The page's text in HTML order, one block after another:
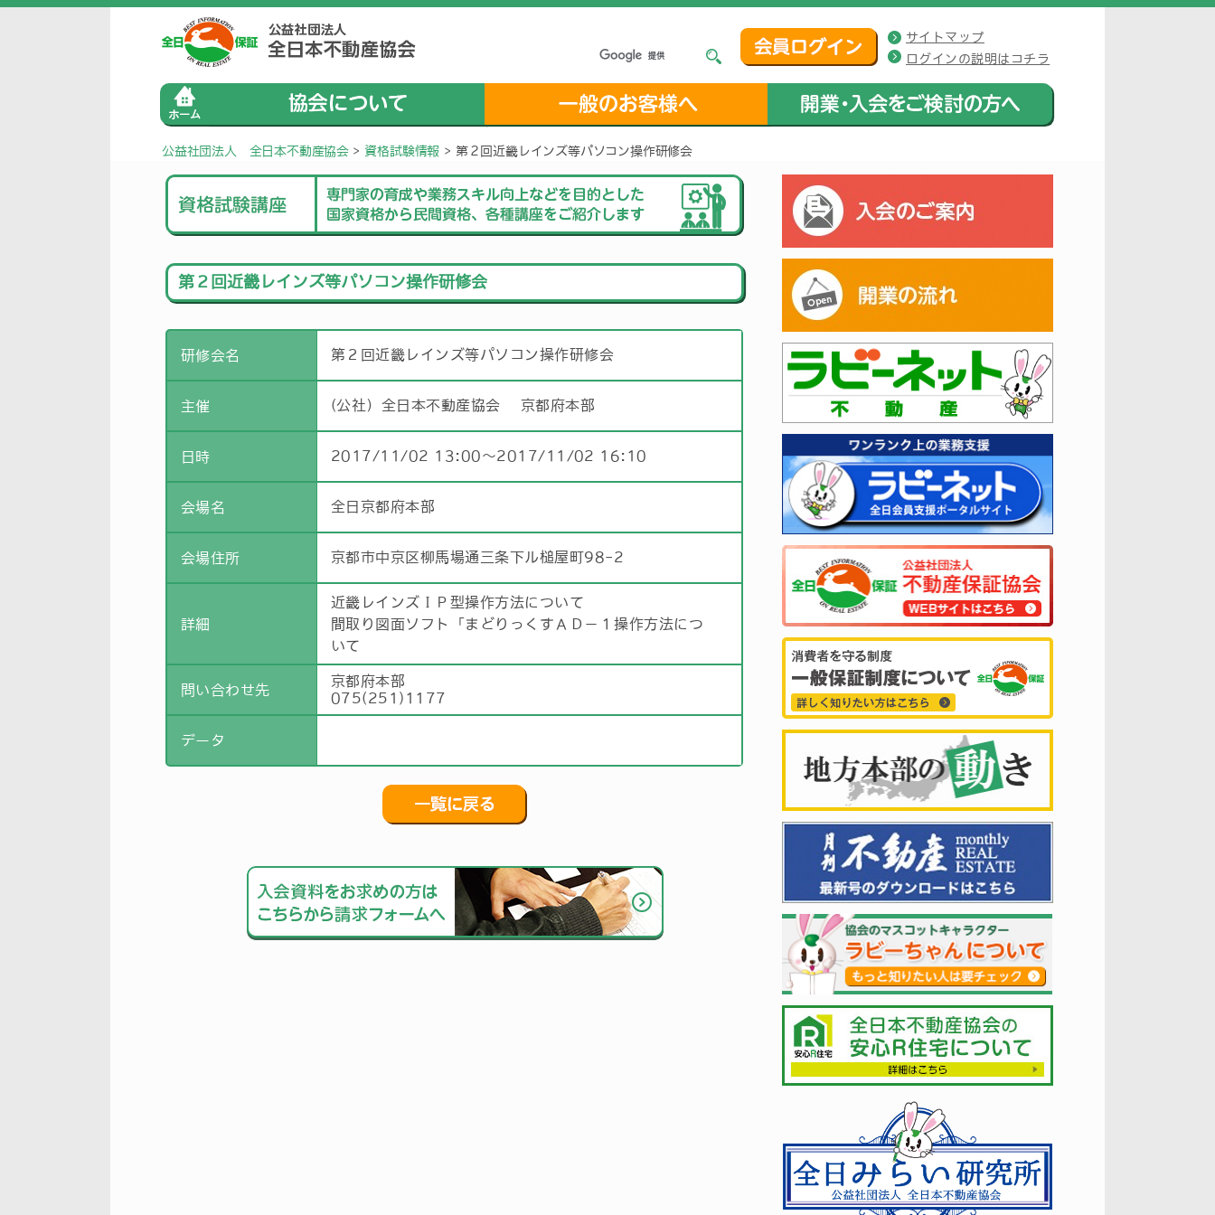
サイトマップ
ログインの説明はコチラ
公益社団法人 全日本不動産協会 >資格試験情報 > 第２回近畿レインズ等パソコン操作研修会
第２回近畿レインズ等パソコン操作研修会
研修会名 第２回近畿レインズ等パソコン操作研修会
主催 (公社）全日本不動産協会 京都府本部
日時 2017/11/02 13:00〜2017/11/02 16:10
会場名 全日京都府本部
会場住所 京都市中京区柳馬場通三条下ル槌屋町98-2
詳細
近畿レインズＩＰ型操作方法について
間取り図面ソフト「まどりっくすＡＤ－１操作方法につ
いて
問い合わせ先
京都府本部
075(251)1177
データ